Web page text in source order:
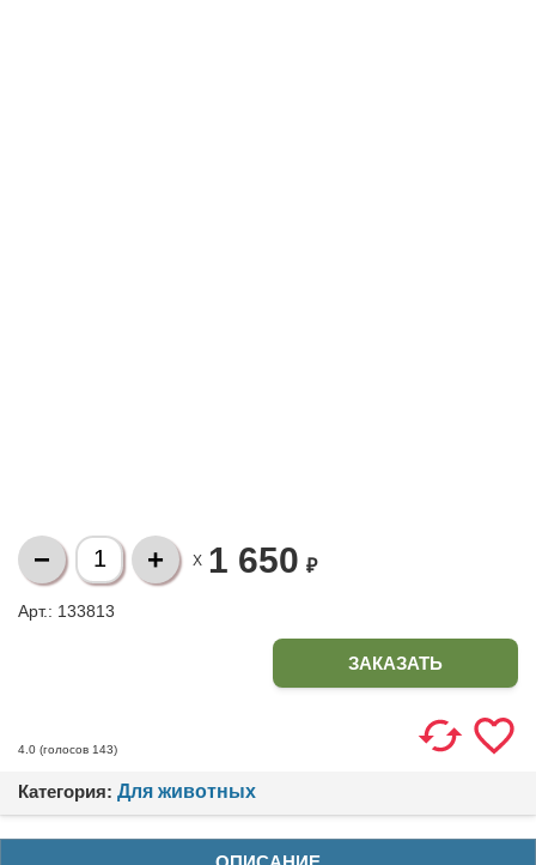
X 1 650 ₽
Арт.: 133813
ЗАКАЗАТЬ
4.0 (голосов 143)
Категория: Для животных